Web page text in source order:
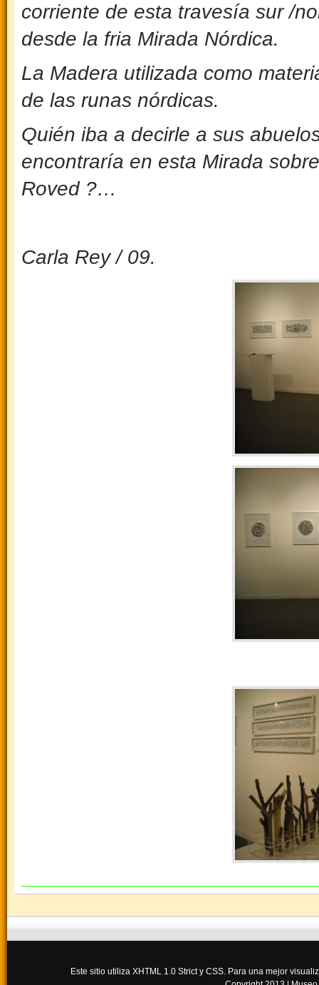
corriente de esta travesía sur /
desde la fria Mirada Nórdica.
La Madera utilizada como
de las runas nórdicas.
Quién iba a decirle a sus
encontraría en esta Mirada
Roved ?…
Carla Rey / 09.
Este sitio utiliza XHTML 1.0 Strict y CSS. Para una mejor